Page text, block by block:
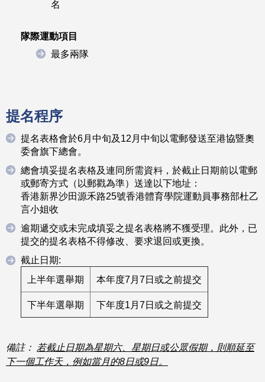
名
隊際運動項目
最多兩隊
提名程序
提名表格會於6月中旬及12月中旬以電郵發送至港協暨奧
委會旗下總會。
總會填妥提名表格及連同所需資料，於截止日期前以電郵
或郵寄方式（以郵戳為準）送達以下地址：
香港新界沙田源禾路25號香港體育學院運動員事務部杜乙
言小姐收
逾期遞交或未完成填妥之提名表格將不獲受理。此外，已
提交的提名表格不得修改、要求退回或更換。
截止日期:
上半年選舉期
本年度7月7日或之前提交
下半年選舉期 下年度1月7日或之前提交
備註： 若截止日期為星期六、星期日或公眾假期，則順延至
下一個工作天，例如當月的8日或9日。